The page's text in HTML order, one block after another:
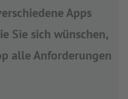
Apps
Sie sich wünschen,
alle Anforderungen